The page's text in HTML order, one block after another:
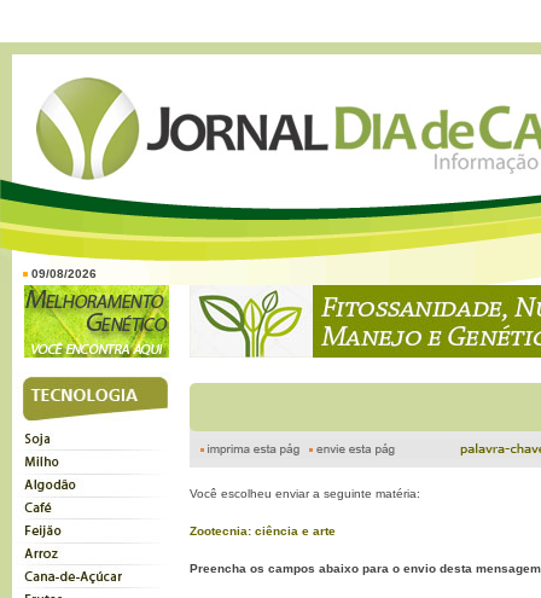
09/08/2026
Você escolheu enviar a seguinte matéria:
Zootecnia: ciência e arte
Preencha os campos abaixo para o envio desta